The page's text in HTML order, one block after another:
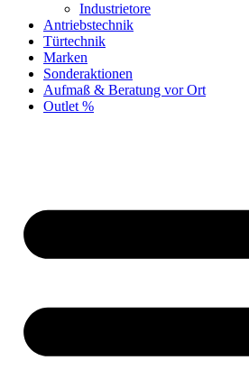
Industrietore
Antriebstechnik
Türtechnik
Marken
Sonderaktionen
Aufmaß & Beratung vor Ort
Outlet %